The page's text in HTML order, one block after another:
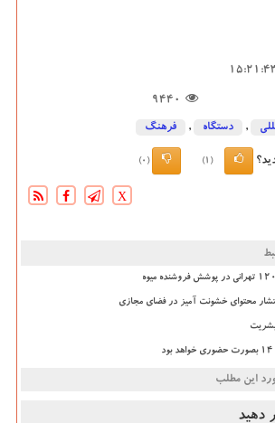
9440
, دستگاه , فرهنگ
(1)
(0)
X
محتوای خشونت آمیز در فضای مجازی
بشریت
این مطلب
دهید